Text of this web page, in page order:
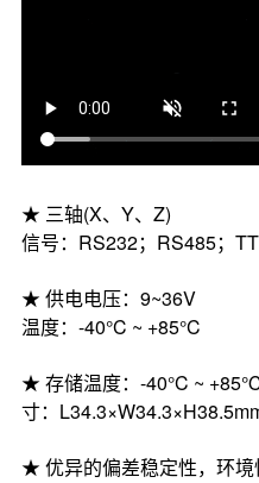
★ 三轴(X、
信号： RS232；RS485；
★ 供电电压：
温度： -40°C ~ +85°C
★ 存储温度： -40°C ~ +85
寸： L34.3×W34.3×H38.5
★ 优异的偏差稳定性，环境